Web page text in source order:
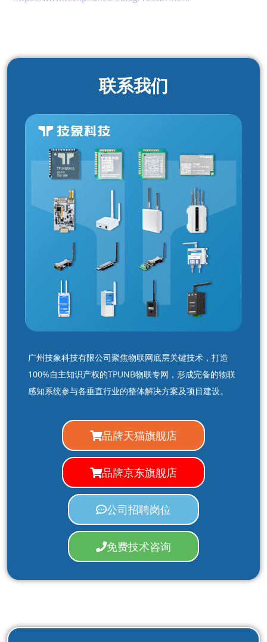
联系我们
广州技象科技有限公司聚焦物联网底层关键技术，打造
100%自主知识产权的TPUNB物联专网，形成完备的物联
感知系统参与各垂直行业的整体解决方案及项目建设。
品牌天猫旗舰店
品牌京东旗舰店
公司招聘岗位
免费技术咨询